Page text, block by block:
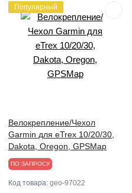
Популярный
Велокрепление/Чехол
Garmin для eTrex 10/20/30,
Dakota, Oregon, GPSMap
ПО ЗАПРОСУ
Код товара: geo-97022